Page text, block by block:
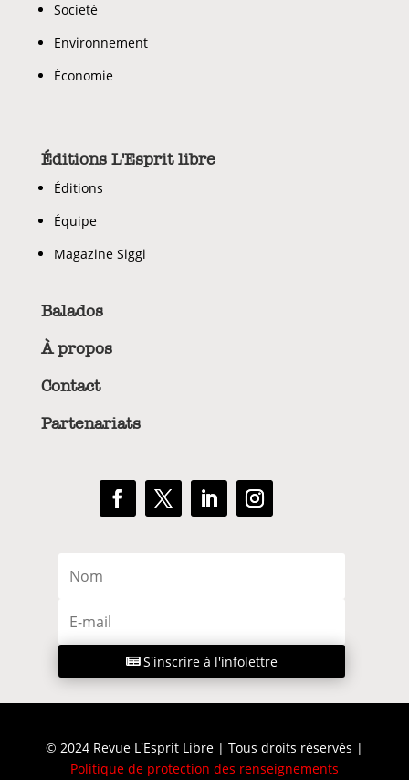
Societé
Environnement
Économie
Éditions L'Esprit libre
Éditions
Équipe
Magazine Siggi
Balados
À propos
Contact
Partenariats
S'inscrire à l'infolettre
© 2024 Revue L'Esprit Libre | Tous droits réservés |
Politique de protection des renseignements